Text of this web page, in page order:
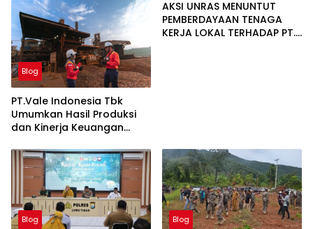
Blog
PT.Vale Indonesia Tbk
Umumkan Hasil Produksi
dan Kinerja Keuangan
AKSI UNRAS MENUNTUT
PEMBERDAYAAN TENAGA
KERJA LOKAL TERHADAP PT.
Blog Blog